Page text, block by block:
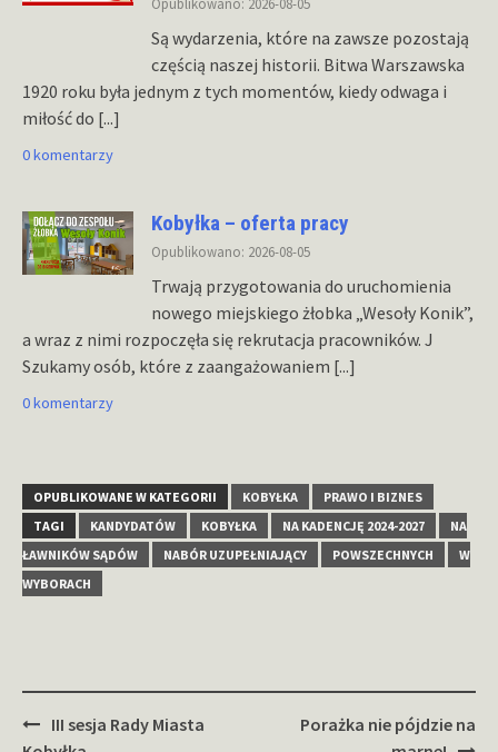
Opublikowano: 2026-08-05
Są wydarzenia, które na zawsze pozostają
częścią naszej historii. Bitwa Warszawska
1920 roku była jednym z tych momentów, kiedy odwaga i
miłość do [...]
0 komentarzy
Kobyłka – oferta pracy
Opublikowano: 2026-08-05
Trwają przygotowania do uruchomienia
nowego miejskiego żłobka „Wesoły Konik”,
a wraz z nimi rozpoczęła się rekrutacja pracowników. J
Szukamy osób, które z zaangażowaniem [...]
0 komentarzy
OPUBLIKOWANE W KATEGORII KOBYŁKA
PRAWO I BIZNES
TAGI
KANDYDATÓW KOBYŁKA NA KADENCJĘ 2024-2027
NA
ŁAWNIKÓW SĄDÓW
NABÓR UZUPEŁNIAJĄCY POWSZECHNYCH
W
WYBORACH
Zobacz
III sesja Rady Miasta
Porażka nie pójdzie na